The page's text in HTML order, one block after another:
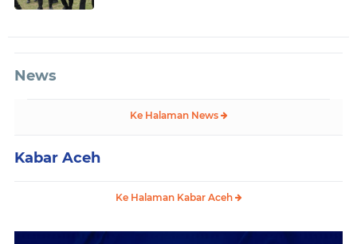
News
Ke Halaman News
Kabar Aceh
Ke Halaman Kabar Aceh